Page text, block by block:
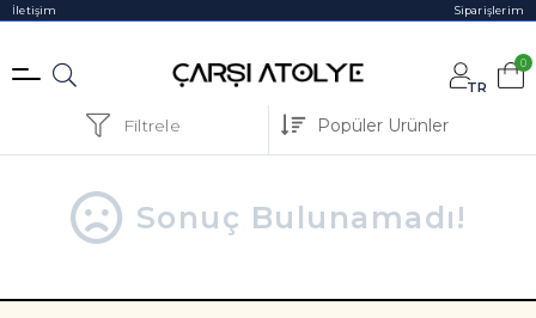
İletişim Siparişlerim
TR
0
Filtrele
Sonuç Bulunamadı!